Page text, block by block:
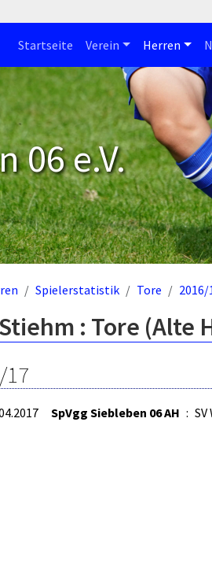
Startseite Verein Herren
06 e.V.
Spielerstatistik Tore 2016/
: Tore (Alte
17
SpVgg Siebleben 06 AH :